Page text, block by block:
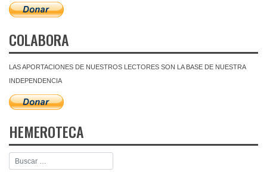
COLABORA
LAS APORTACIONES DE NUESTROS LECTORES SON LA BASE DE NUESTRA
INDEPENDENCIA
HEMEROTECA